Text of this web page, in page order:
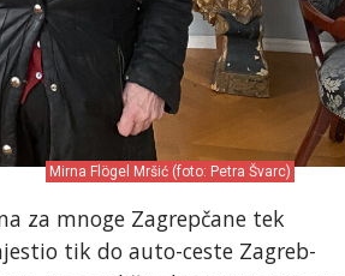
Mirna Flögel Mršić (foto: Petra Švarc)
za mnoge Zagrepčane tek
tik do auto-ceste Zagreb-